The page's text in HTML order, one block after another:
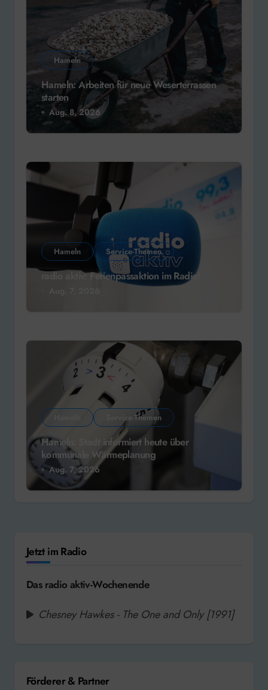
Hameln
Hameln: Arbeiten für neue Weserterrassen
starten
Aug. 8, 2026
Hameln Service-Themen
radio aktiv: Ferienpassaktion im Radio!
Service-Themen
Hameln: Stadt informiert heute über
kommunale Wärmeplanung
Aug. 7, 2026
Jetzt im Radio
Das radio aktiv-Wochenende
Chesney Hawkes - The One and Only [1991]
Förderer & Partner